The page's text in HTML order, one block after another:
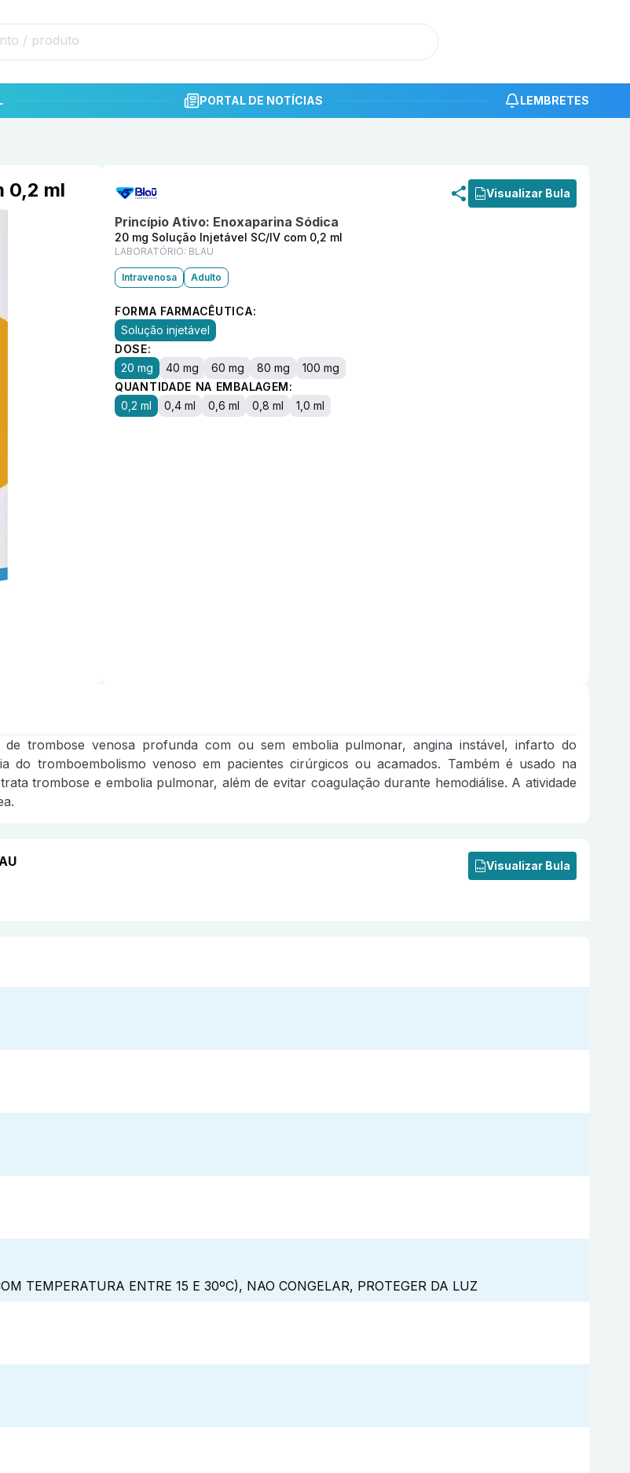
PORTAL DE NOTÍCIAS LEMBRETES
0,2 ml
Visualizar Bula
Princípio Ativo: Enoxaparina Sódica
20 mg Solução Injetável SC/IV com 0,2 ml
LABORATÓRIO: BLAU
Intravenosa Adulto
FORMA FARMACÊUTICA:
Solução injetável
DOSE:
20 mg
40 mg 60 mg 80 mg
100 mg
QUANTIDADE NA EMBALAGEM:
0,2 ml
0,4 ml 0,6 ml 0,8 ml 1,0 ml
trombose venosa profunda com ou sem embolia pulmonar, angina instável, infarto do
tromboembolismo venoso em pacientes cirúrgicos ou acamados. Também é usado na
trombose e embolia pulmonar, além de evitar coagulação durante hemodiálise. A atividade
Visualizar Bula
TEMPERATURA ENTRE 15 E 30ºC), NAO CONGELAR, PROTEGER DA LUZ